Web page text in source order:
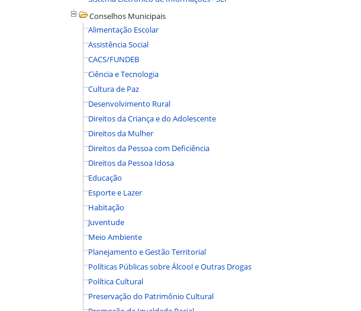
Conselhos Municipais
Alimentação Escolar
Assistência Social
CACS/FUNDEB
Ciência e Tecnologia
Cultura de Paz
Desenvolvimento Rural
Direitos da Criança e do Adolescente
Direitos da Mulher
Direitos da Pessoa com Deficiência
Direitos da Pessoa Idosa
Educação
Esporte e Lazer
Habitação
Juventude
Meio Ambiente
Planejamento e Gestão Territorial
Políticas Públicas sobre Álcool e Outras Drogas
Política Cultural
Preservação do Patrimônio Cultural